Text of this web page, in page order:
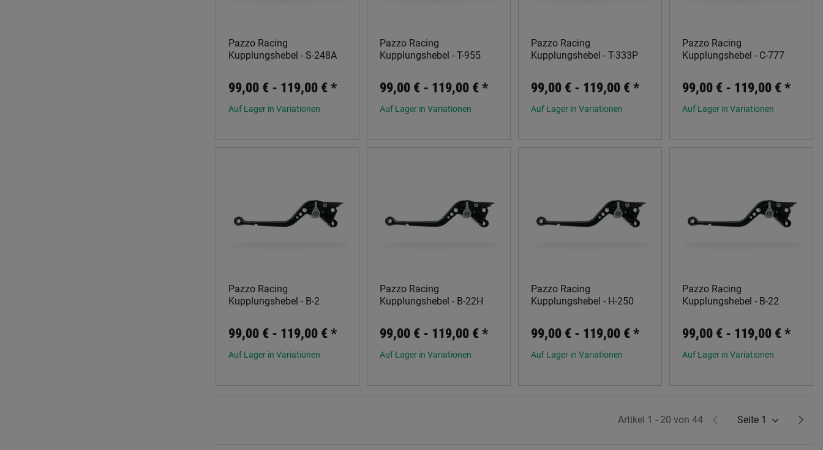
Pazzo Racing
Kupplungshebel - S-248A
99,00 € - 119,00 €*
Auf Lager in Variationen
Pazzo Racing
Kupplungshebel - T-955
99,00 € - 119,00 €*
Auf Lager in Variationen
Pazzo Racing
Kupplungshebel - T-333P
99,00 € - 119,00 €*
Auf Lager in Variationen
Pazzo Racing
Kupplungshebel - C-777
99,00 € - 119,00 €*
Auf Lager in Variationen
Pazzo Racing
Kupplungshebel - B-2
99,00 € - 119,00 €*
Auf Lager in Variationen
Pazzo Racing
Kupplungshebel - B-22H
99,00 € - 119,00 €*
Auf Lager in Variationen
Pazzo Racing
Kupplungshebel - H-250
99,00 € - 119,00 €*
Auf Lager in Variationen
Pazzo Racing
Kupplungshebel - B-22
99,00 € - 119,00 €*
Auf Lager in Variationen
Artikel 1 - 20 von 44 Seite 1